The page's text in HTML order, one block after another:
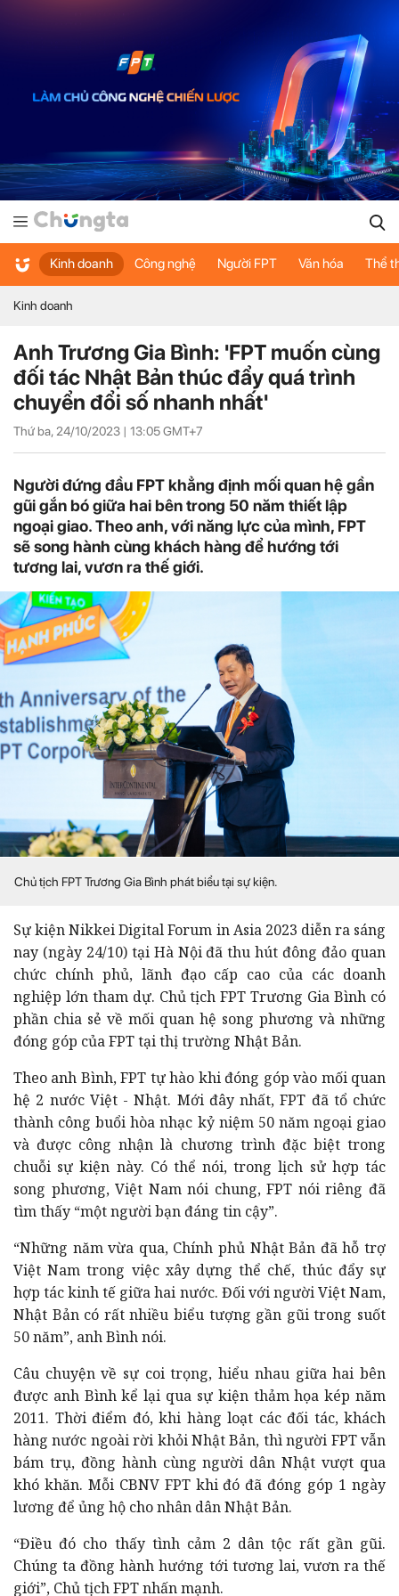
Kinh doanh Công nghệ Người FPT Văn hóa Thể
Kinh doanh
Anh Trương Gia Bình: 'FPT muốn cùng
đối tác Nhật Bản thúc đẩy quá trình
chuyển đổi số nhanh nhất'
Thứ ba, 24/10/2023 | 13:05GMT+7
Người đứng đầu FPT khẳng định mối quan hệ gần
gũi gắn bó giữa hai bên trong 50 năm thiết lập
ngoại giao. Theo anh, với năng lực của mình, FPT
sẽ song hành cùng khách hàng để hướng tới
tương lai, vươn ra thế giới.
Chủ tịch FPT Trương Gia Bình phát biểu tại sự kiện.
Sự kiện Nikkei Digital Forum in Asia 2023 diễn ra sáng
nay (ngày 24/10) tại Hà Nội đã thu hút đông đảo quan
chức chính phủ, lãnh đạo cấp cao của các doanh
nghiệp lớn tham dự. Chủ tịch FPT Trương Gia Bình có
phần chia sẻ về mối quan hệ song phương và những
đóng góp của FPT tại thị trường Nhật Bản.
Theo anh Bình, FPT tự hào khi đóng góp vào mối quan
hệ 2 nước Việt - Nhật. Mới đây nhất, FPT đã tổ chức
thành công buổi hòa nhạc kỷ niệm 50 năm ngoại giao
và được công nhận là chương trình đặc biệt trong
chuỗi sự kiện này. Có thể nói, trong lịch sử hợp tác
song phương, Việt Nam nói chung, FPT nói riêng đã
tìm thấy “một người bạn đáng tin cậy”.
“Những năm vừa qua, Chính phủ Nhật Bản đã hỗ trợ
Việt Nam trong việc xây dựng thể chế, thúc đẩy sự
hợp tác kinh tế giữa hai nước. Đối với người Việt Nam,
Nhật Bản có rất nhiều biểu tượng gần gũi trong suốt
50 năm”, anh Bình nói.
Câu chuyện về sự coi trọng, hiểu nhau giữa hai bên
được anh Bình kể lại qua sự kiện thảm họa kép năm
2011. Thời điểm đó, khi hàng loạt các đối tác, khách
hàng nước ngoài rời khỏi Nhật Bản, thì người FPT vẫn
bám trụ, đồng hành cùng người dân Nhật vượt qua
khó khăn. Mỗi CBNV FPT khi đó đã đóng góp 1 ngày
lương để ủng hộ cho nhân dân Nhật Bản.
“Điều đó cho thấy tình cảm 2 dân tộc rất gần gũi.
Chúng ta đồng hành hướng tới tương lai, vươn ra thế
giới”, Chủ tịch FPT nhấn mạnh.